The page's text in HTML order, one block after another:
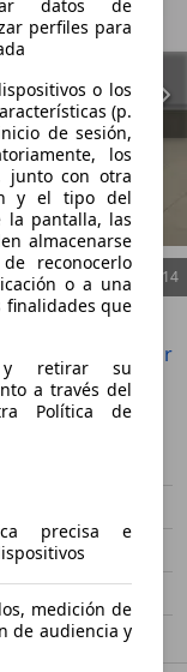
14
Compartir
datos de
perfiles para
o los
(p.
de sesión,
los
junto con otra
y el tipo del
la pantalla, las
almacenarse
reconocerlo
o a una
finalidades que
y retirar su
a través del
Política de
precisa e
medición de
de audiencia y